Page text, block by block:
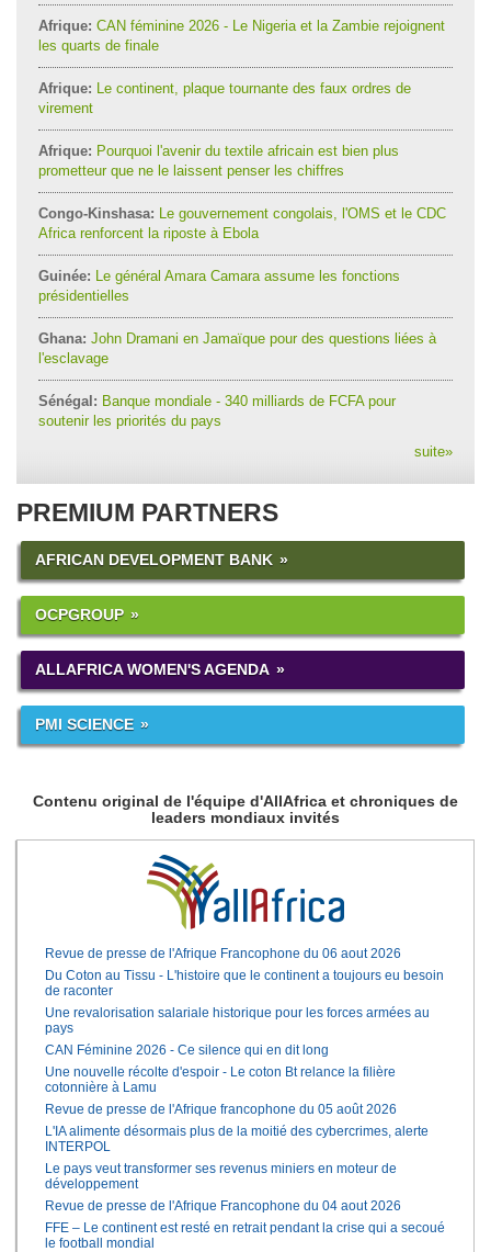
Afrique: CAN féminine 2026 - Le Nigeria et la Zambie rejoignent
les quarts de finale
Afrique: Le continent, plaque tournante des faux ordres de
virement
Afrique: Pourquoi l'avenir du textile africain est bien plus
prometteur que ne le laissent penser les chiffres
Congo-Kinshasa: Le gouvernement congolais, l'OMS et le CDC
Africa renforcent la riposte à Ebola
Guinée: Le général Amara Camara assume les fonctions
présidentielles
Ghana: John Dramani en Jamaïque pour des questions liées à
l'esclavage
Sénégal: Banque mondiale - 340 milliards de FCFA pour
soutenir les priorités du pays
suite»
PREMIUM PARTNERS
AFRICAN DEVELOPMENT BANK
OCPGROUP
ALLAFRICA WOMEN'S AGENDA
PMI SCIENCE
Contenu original de l'équipe d'AllAfrica et chroniques de
leaders mondiaux invités
Revue de presse de l'Afrique Francophone du 06 aout 2026
Du Coton au Tissu - L'histoire que le continent a toujours eu besoin
de raconter
Une revalorisation salariale historique pour les forces armées au
pays
CAN Féminine 2026 - Ce silence qui en dit long
Une nouvelle récolte d'espoir - Le coton Bt relance la filière
cotonnière à Lamu
Revue de presse de l'Afrique francophone du 05 août 2026
L'IA alimente désormais plus de la moitié des cybercrimes, alerte
INTERPOL
Le pays veut transformer ses revenus miniers en moteur de
développement
Revue de presse de l'Afrique Francophone du 04 aout 2026
FFE – Le continent est resté en retrait pendant la crise qui a secoué
le football mondial